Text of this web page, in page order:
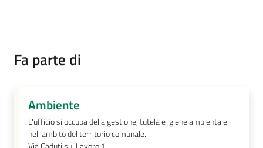
Fa parte di
Ambiente
L'ufficio si occupa della gestione, tutela e igiene ambientale
nell'ambito del territorio comunale.